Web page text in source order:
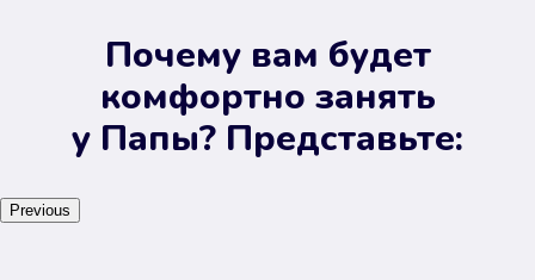
Почему вам будет
комфортно занять
у Папы? Представьте:
Previous